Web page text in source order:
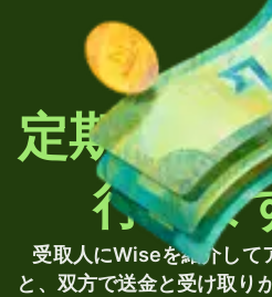
定期的に
行いま
受取人にWiseを紹介して
と、双方で送金と受け取り